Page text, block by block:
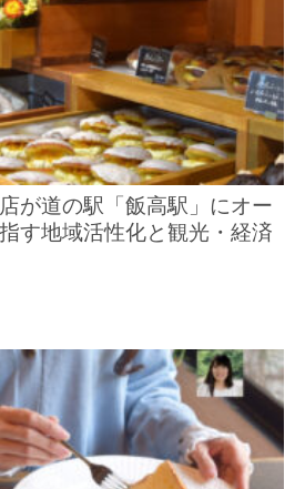
が道の駅「飯高駅」にオー
す地域活性化と観光・経済